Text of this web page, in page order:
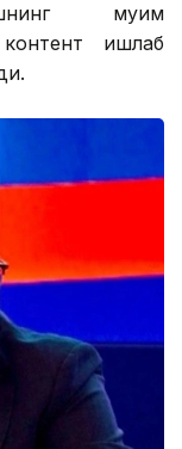
муҳим
ишлаб